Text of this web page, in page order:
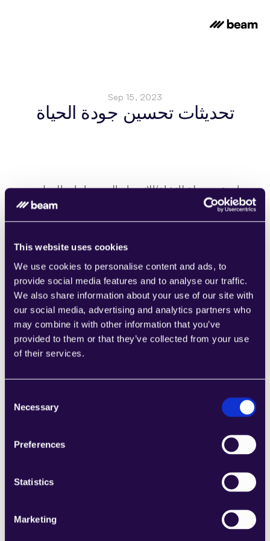
This website uses cookies
We use cookies to personalise content and ads, to
provide social media features and to analyse our traffic.
We also share information about your use of our site with
our social media, advertising and analytics partners who
may combine it with other information that you’ve
provided to them or that they’ve collected from your use
of their services.
Selection
Necessary
Preferences
Statistics
Marketing
Sep 15, 2023
تحديثات تحسين جودة الحياة
واجهة مبسطة لإنشاء/الانضمام إلى مساحات العمل.
يمكنك أيضًا العثور على طلبات الدعوة!
لنخرج من حالة الجمود! رسائل سهلة الاستخدام ترشدك
هل تلاحظ ذلك؟ لقد قمنا بضغط الصور لتحسين سرعة
التحميل!
أدوات جديدة للمحترفين: العمليات وسلسلة التوريد،
القانونية، وخدمة العملاء.
استمتع بتجربة Beam بسلاسة على أي جهاز مع مجموعة
من إصلاحات الاستجابة.
كانت عناوين URL تسبب مشاكل في توجيه المساحات،
اشترك في
اشترك في النشرة
منصة الوكيل الذكي
مهارات وكيل الذكاء الاصطناعي
التوظيف وخدمات التعهيد الخارجي